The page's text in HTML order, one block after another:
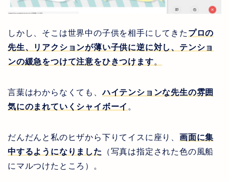
しかし、そこは世界中の子供を相手にしてきた プロの
先生、リアクションが薄い子供に逆に対し、テンショ
ンの緩急をつけて注意をひきつけます。
言葉はわからなくても、ハイテンションな先生の雰囲
気にのまれていくシャイボーイ 。
だんだんと私のヒザから下りてイスに座り、 画面に集
中するようになりました
（写真は指定された色の風船
にマルつけたところ）。